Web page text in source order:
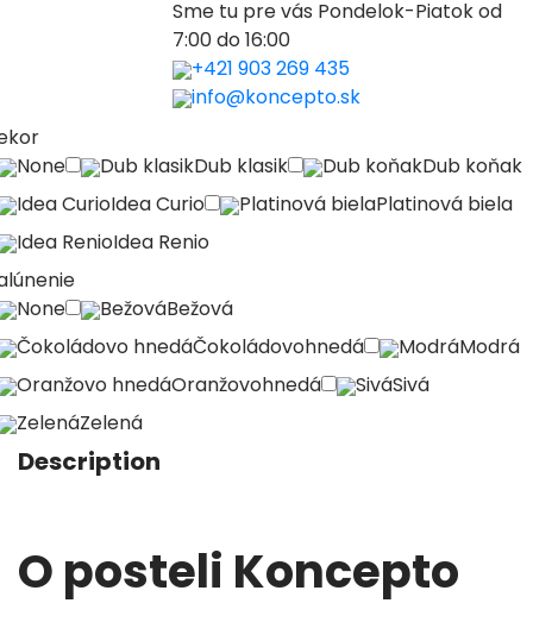
Sme tu pre vás Pondelok-Piatok od
7:00 do 16:00
+421 903 269 435
info@koncepto.sk
None
Dub klasikDub klasik Dub koňakDub koňak
Idea CurioIdea Curio Platinová bielaPlatinová biela
Idea RenioIdea Renio
None
BežováBežová
Čokoládovo hnedáČokoládovohnedá ModráModrá
Oranžovo hnedáOranžovohnedá SiváSivá
ZelenáZelená
Description
O posteli Koncepto